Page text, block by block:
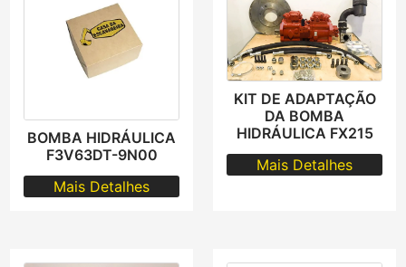
BOMBA HIDRÁULICA
F3V63DT-9N00
Mais Detalhes
KIT DE ADAPTAÇÃO
DA BOMBA
HIDRÁULICA FX215
Mais Detalhes